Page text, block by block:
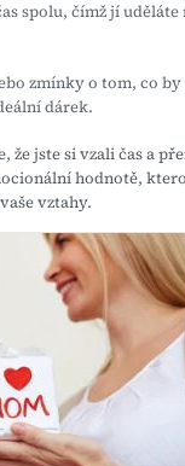
spolu, čímž jí
zmínky o tom, co
dárek.
jste si vzali čas a
hodnotě,
vztahy.